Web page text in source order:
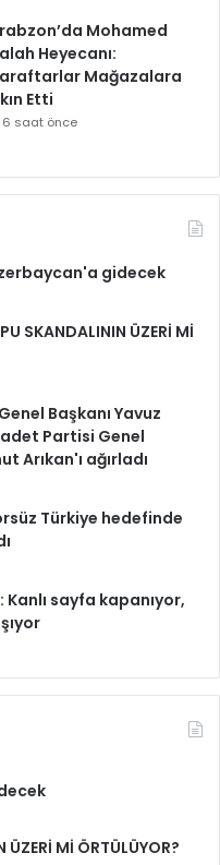
Mohamed
Heyecanı:
Mağazalara
Etti
6 saat önce
gidecek
SKANDALININ ÜZERİ Mİ
Başkanı Yavuz
Partisi Genel
Arıkan'ı ağırladı
Türkiye hedefinde
sayfa kapanıyor,
Mİ ÖRTÜLÜYOR?